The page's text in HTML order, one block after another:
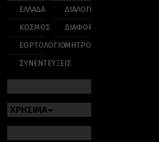
ΕΛΛΑΔΑ
ΚΟΣΜΟΣ
ΕΟΡΤΟΛΟΓΙΟ
ΣΥΝΕΝΤΕΥΞΕΙΣ
ΔΙΑΛΟΓΟΣ
ΔΙΑΦΟΡΑ
ΜΗΤΡΟΠΟΛΕΙΣ
ΧΡΗΣΙΜΑ